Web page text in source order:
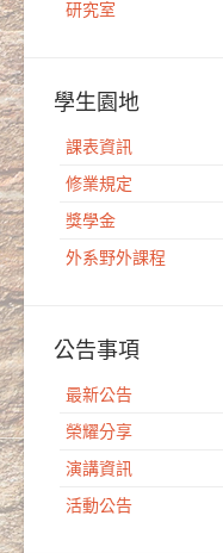
研究室
學生園地
課表資訊
修業規定
獎學金
外系野外課程
公告事項
最新公告
榮耀分享
演講資訊
活動公告